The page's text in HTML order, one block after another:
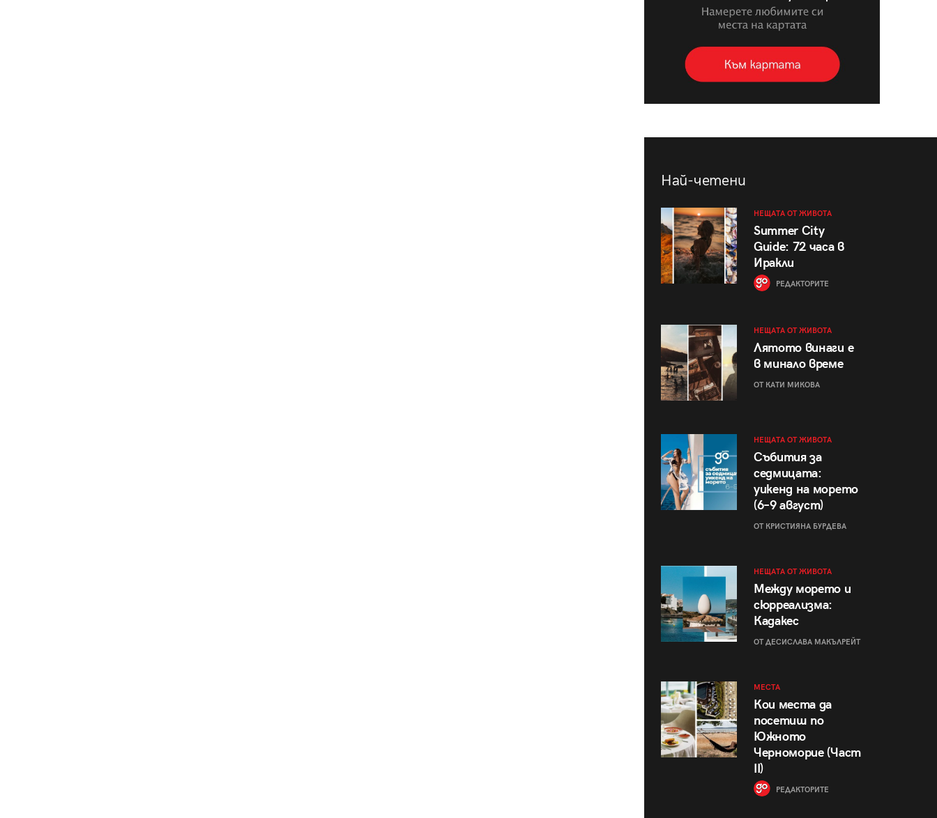
Най-четени
НЕЩАТА ОТ ЖИВОТА
Summer City
Guide: 72 часа в
Иракли
РЕДАКТОРИТЕ
НЕЩАТА ОТ ЖИВОТА
Лятото винаги е
в минало време
ОТ КАТИ МИКОВА
НЕЩАТА ОТ ЖИВОТА
Събития за
седмицата:
уикенд на морето
(6–9 август)
ОТ КРИСТИЯНА БУРДЕВА
НЕЩАТА ОТ ЖИВОТА
Между морето и
сюрреализма:
Кадакес
ОТ ДЕСИСЛАВА МАКЪЛРЕЙТ
МЕСТА
Кои места да
посетиш по
Южното
Черноморие (Част
II)
РЕДАКТОРИТЕ